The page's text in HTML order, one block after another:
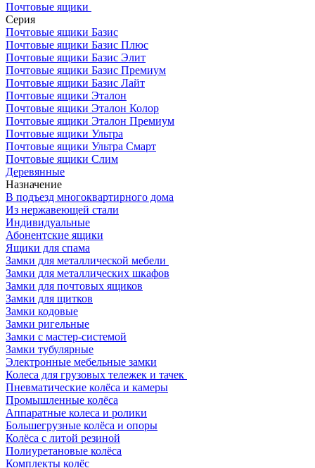
Почтовые ящики
Серия
Почтовые ящики Базис
Почтовые ящики Базис Плюс
Почтовые ящики Базис Элит
Почтовые ящики Базис Премиум
Почтовые ящики Базис Лайт
Почтовые ящики Эталон
Почтовые ящики Эталон Колор
Почтовые ящики Эталон Премиум
Почтовые ящики Ультра
Почтовые ящики Ультра Смарт
Почтовые ящики Слим
Деревянные
Назначение
В подъезд многоквартирного дома
Из нержавеющей стали
Индивидуальные
Абонентские ящики
Ящики для спама
Замки для металлической мебели
Замки для металлических шкафов
Замки для почтовых ящиков
Замки для щитков
Замки кодовые
Замки ригельные
Замки с мастер-системой
Замки тубулярные
Электронные мебельные замки
Колеса для грузовых тележек и тачек
Пневматические колёса и камеры
Промышленные колёса
Аппаратные колеса и ролики
Большегрузные колёса и опоры
Колёса с литой резиной
Полиуретановые колёса
Комплекты колёс